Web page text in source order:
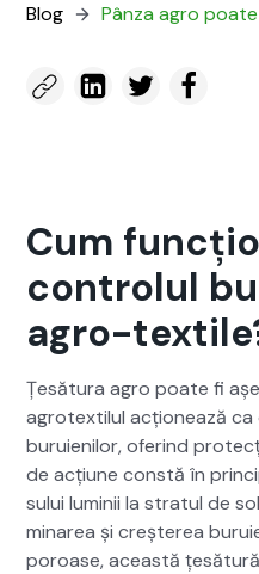
Blog Pân­za agro
Cum
controlul
agro-
Țesă­tu­ra agro poate fi
agro­tex­tilul acționează
buruie­nilor, oferind
de acți­une con­stă în
su­lui luminii la strat­ul de
minarea și creșterea
poroase, această